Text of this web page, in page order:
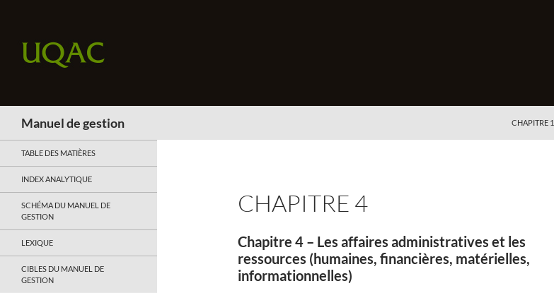
Manuel de gestion
CHAPITRE 1
CHAPITRE 4
Chapitre 4 – Les affaires administratives et les
ressources (humaines, financières, matérielles,
informationnelles)
TABLE DES MATIÈRES
INDEX ANALYTIQUE
SCHÉMA DU MANUEL DE
GESTION
LEXIQUE
CIBLES DU MANUEL DE
GESTION